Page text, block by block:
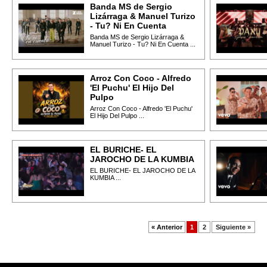
Banda MS de Sergio
Lizárraga & Manuel Turizo
- Tu? Ni En Cuenta
Banda MS de Sergio Lizárraga &
Manuel Turizo - Tu? Ni En Cuenta ...
Arroz Con Coco - Alfredo
'El Puchu' El Hijo Del
Pulpo
Arroz Con Coco - Alfredo 'El Puchu'
El Hijo Del Pulpo ...
EL BURICHE- EL
JAROCHO DE LA KUMBIA
EL BURICHE- EL JAROCHO DE LA
KUMBIA ...
« Anterior 1 2 Siguiente »